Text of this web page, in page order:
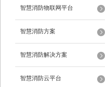
智慧消防物联网平台
智慧消防方案
智慧消防解决方案
智慧消防云平台